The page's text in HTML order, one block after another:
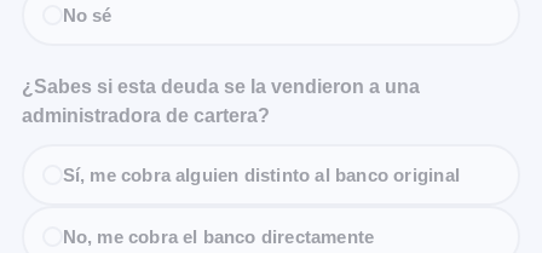
No sé
¿Sabes si esta deuda se la vendieron a una
administradora de cartera?
Sí, me cobra alguien distinto al banco original
No, me cobra el banco directamente